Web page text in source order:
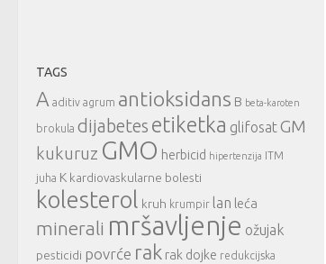
TAGS
A aditiv agrum antioksidans B beta-karoten
brokula dijabetes etiketka glifosatGM
kukuruz GMO herbicid hipertenzija ITM
juha K kardiovaskularne bolesti
kolesterol kruh krumpir lan leća
minerali mršavljenje ožujak
pesticidi povrće rak rak dojke redukcijska